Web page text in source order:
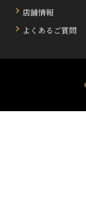
店舗情報
よくあるご質問